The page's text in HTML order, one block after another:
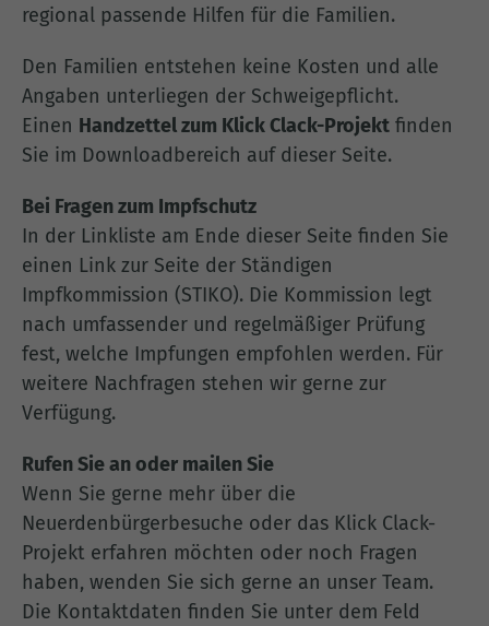
regional passende Hilfen für die Familien.
Den Familien entstehen keine Kosten und alle
Angaben unterliegen der Schweigepflicht.
Einen Handzettel zum KlickClack-Projekt finden
Sie im Downloadbereich auf dieser Seite.
Bei Fragen zum Impfschutz
In der Linkliste am Ende dieser Seite finden Sie
einen Link zur Seite der Ständigen
Impfkommission (STIKO). Die Kommission legt
nach umfassender und regelmäßiger Prüfung
fest, welche Impfungen empfohlen werden. Für
weitere Nachfragen stehen wir gerne zur
Verfügung.
Rufen Sie an oder mailen Sie
Wenn Sie gerne mehr über die
Neuerdenbürgerbesuche oder das Klick Clack-
Projekt erfahren möchten oder noch Fragen
haben, wenden Sie sich gerne an unser Team.
Die Kontaktdaten finden Sie unter dem Feld